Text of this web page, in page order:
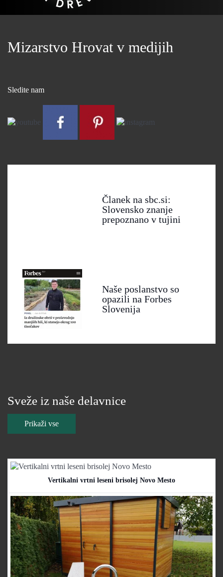
Mizarstvo Hrovat v medijih
Sledite nam
Članek na sbc.si:
Slovensko znanje
prepoznano v tujini
Naše poslanstvo so
opazili na Forbes
Slovenija
Sveže iz naše delavnice
Prikaži vse
Vertikalni vrtni leseni brisolej Novo Mesto